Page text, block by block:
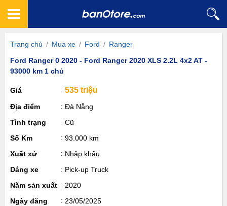
Trang chủ / Mua xe / Ford / Ranger
Ford Ranger 0 2020 - Ford Ranger 2020 XLS 2.2L 4x2 AT -
93000 km 1 chủ
Giá 535 triệu
Địa điểm
Đà Nẵng
Tình trạng
Cũ
Số Km
93.000 km
Xuất xứ
Nhập khẩu
Dáng xe
Pick-up Truck
Năm sản xuất
2020
Ngày đăng
23/05/2025